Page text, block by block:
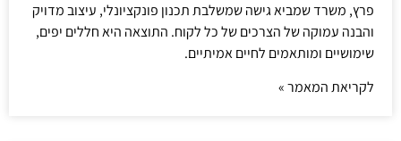
פרץ, משרד שמביא גישה שמשלבת תכנון פונקציונלי, עיצוב מדויק
והבנה עמוקה של הצרכים של כל לקוח. התוצאה היא חללים יפים,
שימושיים ומותאמים לחיים אמיתיים.
לקריאת המאמר »